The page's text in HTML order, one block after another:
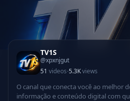
TV1S
@xpxnjgut
51 videos·5.3Kviews
O canal que conecta você ao melhor
informação e conteúdo digital com